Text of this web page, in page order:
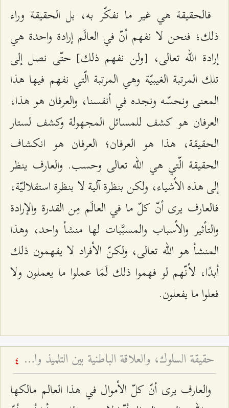
فالحقيقة هي غير ما نفكّر به، بل الحقيقة وراء
ذلك؛ فنحن لا نفهم أنّ في العالَم إرادة واحدة هي
إرادة الله تعالى، [ولن نفهم ذلك] حتّى نصل إلى
تلك المرتبة الغيبيّة وهي المرتبة الّتي نفهم فيها هذا
المعنى ونحسّه ونجده في أنفسنا، والعرفان هو هذا،
العرفان هو كشف للمسائل المجهولة وكشف لستار
الحقيقة، هذا هو العرفان؛ العرفان هو انكشاف
الحقيقة الّتي هي الله تعالى وحسب. والعارف ينظر
إلى هذه الأشياء، ولكن بنظرة آلية لا بنظرة استقلاليّة،
فالعارف يرى أنّ كلّ ما في العالَم مِن القدرة والإرادة
والتأثير والأسباب والمسبَّبات لها منشأ واحد، وهذا
المنشأ هو الله تعالى، ولكنّ الأفراد لا يفهمون ذلك
أبدًا، لأنّهم لو فهموا ذلك لَمَا عملوا ما يعملون ولا
فعلوا ما يفعلون.
حقيقة السلوك، والعلاقة الباطنية بين التلميذ والأستاذ، و... - محاضرات جبل عامل - أسئلة وأجوبة الرجال - ج ٦ 4
والعارف يرى أنّ كلّ الأموال في هذا العالم مالكها